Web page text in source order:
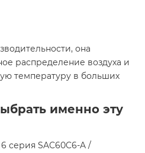
она
распределение воздуха и
температуру в больших
именно эту
серия SAC60C6-A /